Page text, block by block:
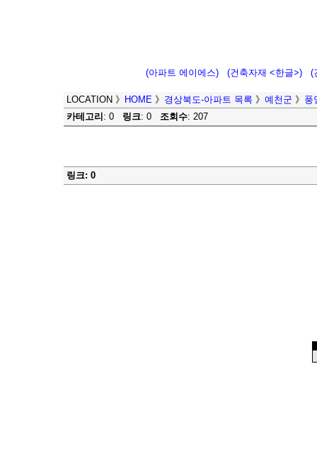
(아파트 에이에스) (건축자재 <한글>) (
LOCATION 》 HOME 》 경상북도-아파트 목록 》 예천군 》 풍
카테고리 : 0 링크: 0 조회수: 207
링크: 0